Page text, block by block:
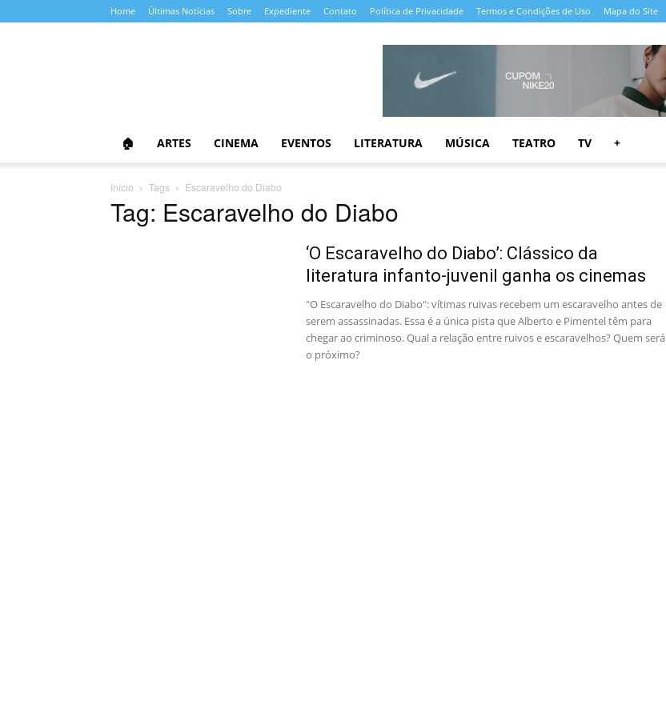
Home Últimas Notícias Sobre Expediente Contato Política de Privacidade Termos e Condições de Uso Mapa do Site
🏠 ARTES CINEMA EVENTOS LITERATURA MÚSICA TEATRO TV +
Início Tags Escaravelho do Diabo
Tag: Escaravelho do Diabo
‘O Escaravelho do Diabo’: Clássico da
literatura infanto-juvenil ganha os cinemas
"O Escaravelho do Diabo": vítimas ruivas recebem um escaravelho antes de
serem assassinadas. Essa é a única pista que Alberto e Pimentel têm para
chegar ao criminoso. Qual a relação entre ruivos e escaravelhos? Quem será
o próximo?